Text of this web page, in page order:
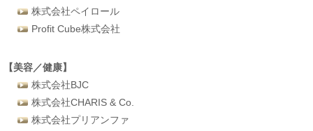
株式会社ペイロール
Profit Cube株式会社
【美容／健康】
株式会社BJC
株式会社CHARIS & Co.
株式会社プリアンファ